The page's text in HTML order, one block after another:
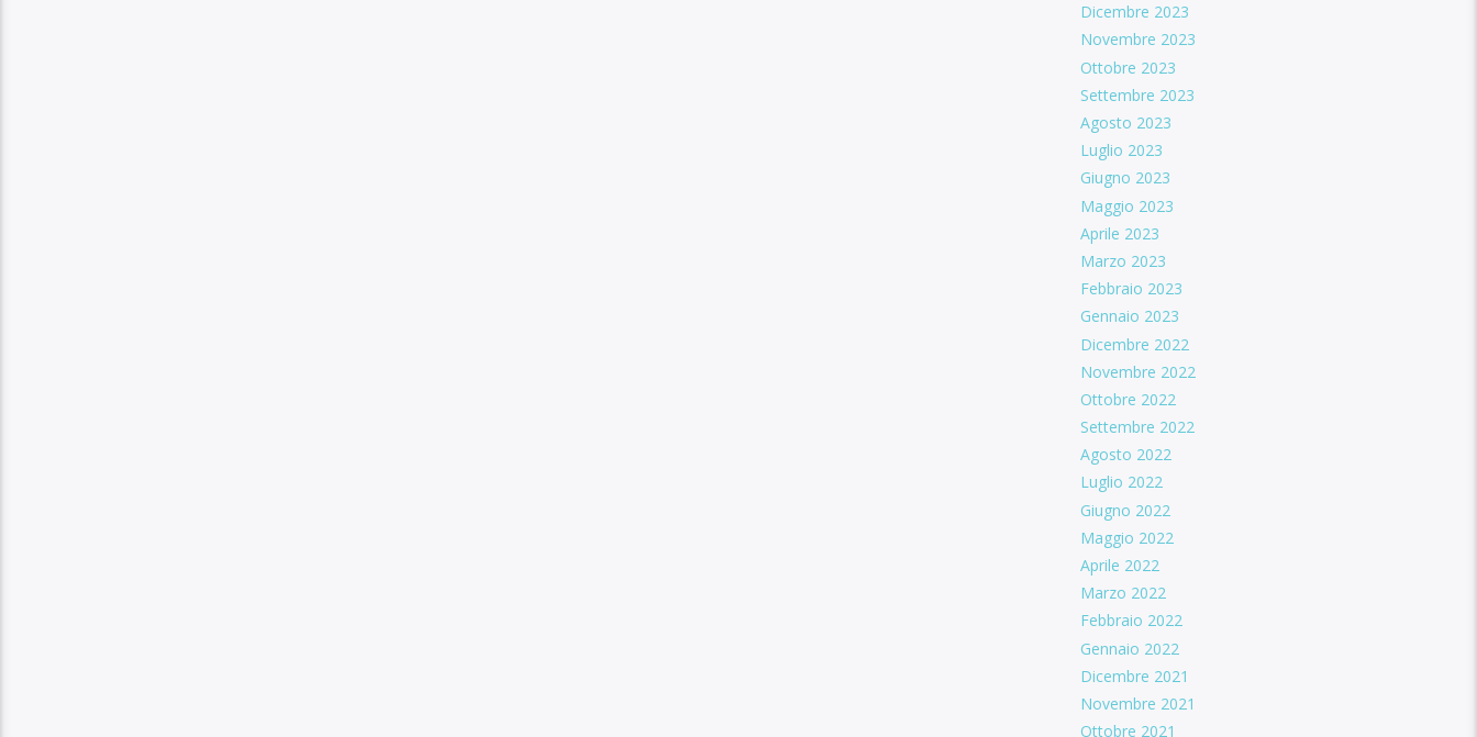
Dicembre 2023
Novembre 2023
Ottobre 2023
Settembre 2023
Agosto 2023
Luglio 2023
Giugno 2023
Maggio 2023
Aprile 2023
Marzo 2023
Febbraio 2023
Gennaio 2023
Dicembre 2022
Novembre 2022
Ottobre 2022
Settembre 2022
Agosto 2022
Luglio 2022
Giugno 2022
Maggio 2022
Aprile 2022
Marzo 2022
Febbraio 2022
Gennaio 2022
Dicembre 2021
Novembre 2021
Ottobre 2021